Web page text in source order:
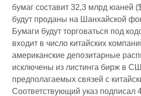
бумаг составит 32,3 млрд юаней
будут проданы на Шанхайской
Бумаги будут торговаться под
входит в число китайских
американские депозитарные
исключены из листинга бирж в
предполагаемых связей с
Соответствующий указ подписал